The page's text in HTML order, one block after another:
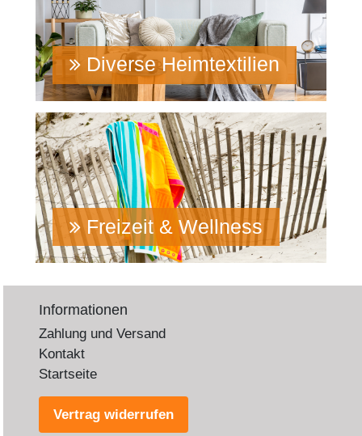
Diverse Heimtextilien
Freizeit & Wellness
Informationen
Zahlung und Versand
Kontakt
Startseite
Vertrag widerrufen